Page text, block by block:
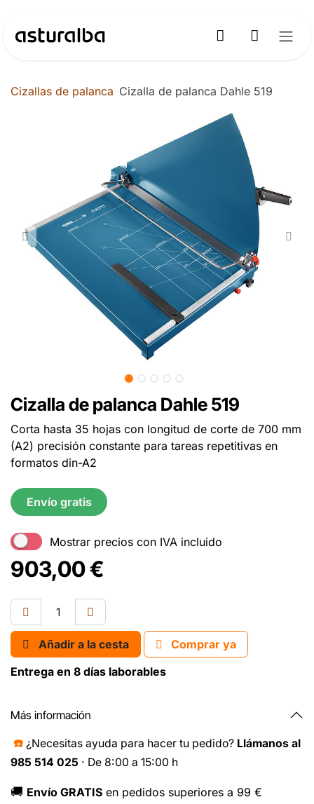
Cizallas de palanca Cizalla de palanca Dahle 519
Cizalla de palanca Dahle 519
Corta hasta 35 hojas con longitud de corte de 700 mm
(A2) precisión constante para tareas repetitivas en
formatos din-A2
Envío gratis
Mostrar precios con IVA incluido
903,00€
Añadir a la cesta
Comprar ya
Entrega en 8 días laborables
Más información
☎️ ¿Necesitas ayuda para hacer tu pedido? Llámanos al
985 514 025 · De 8:00 a 15:00 h
🚚 Envío GRATIS en pedidos superiores a 99 €